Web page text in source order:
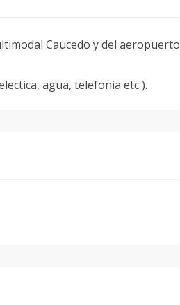
Caucedo y del aeropuerto
agua, telefonia etc ).